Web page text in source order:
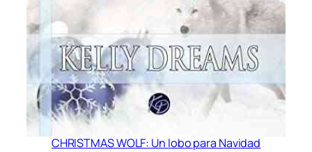
CHRISTMAS WOLF: Un lobo para Navidad